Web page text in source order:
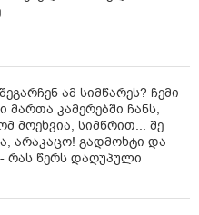
ამ სიმწარეს? ჩემი
მართა კამერებში ჩანს,
მოეხვია, სიმწრით... შე
არაკაცო! გადმოხტი და
- რას წერს დაღუპული